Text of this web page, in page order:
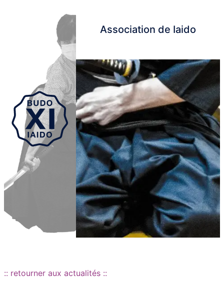
Association de Iaido
:: retourner aux actualités ::